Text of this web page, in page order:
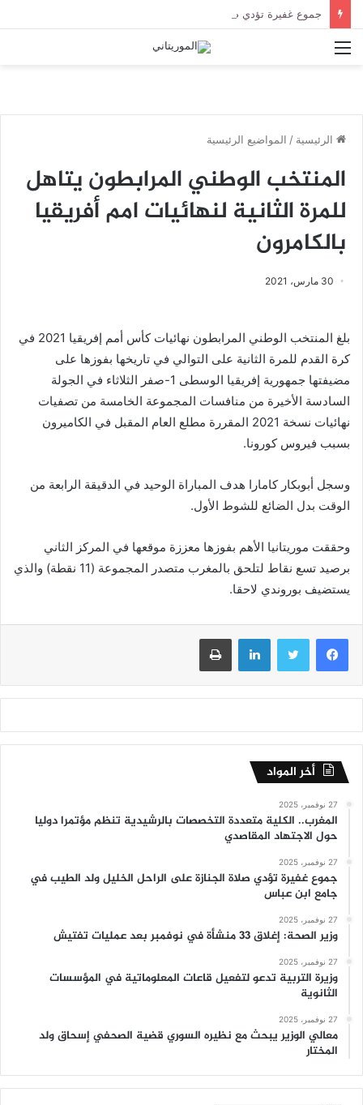
القائمة
الرئيسية / المواضيع الرئيسية
المنتخب الوطني المرابطون يتاهل
للمرة الثانية لنهائيات امم أفريقيا
بالكامرون
30 مارس، 2021
بلغ المنتخب الوطني المرابطون نهائيات كأس أمم إفريقيا 2021 في
كرة القدم للمرة الثانية على التوالي في تاريخها بفوزها على
مضيفتها جمهورية إفريقيا الوسطى 1-صفر الثلاثاء في الجولة
السادسة الأخيرة من منافسات المجموعة الخامسة من تصفيات
نهائيات نسخة 2021 المقررة مطلع العام المقبل في الكاميرون
بسبب فيروس كورونا.
وسجل أبوبكار كامارا هدف المباراة الوحيد في الدقيقة الرابعة من
الوقت بدل الضائع للشوط الأول.
وحققت موريتانيا الأهم بفوزها معززة موقعها في المركز الثاني
برصيد تسع نقاط لتلحق بالمغرب متصدر المجموعة (11 نقطة) والذي
يستضيف بوروندي لاحقا.
فيسبوك تويتر لينكدإن طباعة
أخر المواد
27 نوفمبر، 2025
المغرب.. الكلية متعددة التخصصات بالرشيدية تنظم مؤتمرا دوليا
حول الاجتهاد المقاصدي
27 نوفمبر، 2025
جموع غفيرة تؤدي صلاة الجنازة على الراحل الخليل ولد الطيب في
جامع ابن عباس
27 نوفمبر، 2025
وزير الصحة: إغلاق 33 منشأة في نوفمبر بعد عمليات تفتيش
27 نوفمبر، 2025
وزيرة التربية تدعو لتفعيل قاعات المعلوماتية في المؤسسات
الثانوية
27 نوفمبر، 2025
معالي الوزير يبحث مع نظيره السوري قضية الصحفي إسحاق ولد
المختار